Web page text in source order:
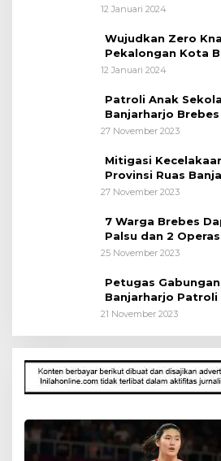
12 Januari 2024
Wujudkan Zero
Pekalongan Kota
Kepada Pelajar
12 Januari 2024
Patroli Anak
Banjarharjo Brebes
27 November 2023
Mitigasi
Provinsi Ruas
27 November 2023
7 Warga Brebes
Palsu dan 2
25 November 2023
Petugas
Banjarharjo Patroli
21 November 2023